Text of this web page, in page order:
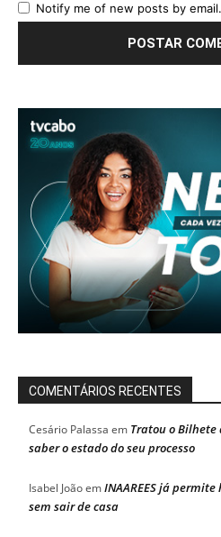
Notify me of new posts by email.
COMENTÁRIOS RECENTES
Cesário Palassa em Tratou o Bilhete
saber o estado do seu processo
Isabel JoãoemINAAREES já
sem sair de casa